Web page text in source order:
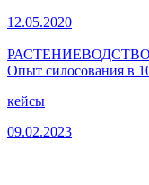
12.05.2020
РАСТЕНИЕВОДСТВО
Опыт силосования в
кейсы
09.02.2023